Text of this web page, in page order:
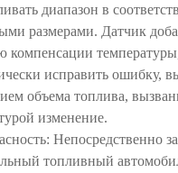
диапазон в
размерами. Датчик
компенсации
исправить ошибку,
объема топлива,
изменение.
Непосредственно
топливный